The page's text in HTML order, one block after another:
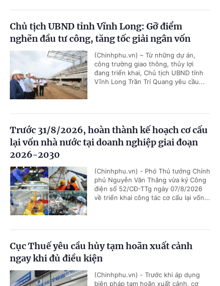
Chủ tịch UBND tỉnh Vĩnh Long: Gỡ điểm
nghẽn đầu tư công, tăng tốc giải ngân vốn
(Chinhphu.vn) – Từ những dự án,
công trường giao thông, thủy lợi
đang triển khai, Chủ tịch UBND tỉnh
Vĩnh Long Trần Trí Quang yêu cầu...
Trước 31/8/2026, hoàn thành kế hoạch cơ cấu
lại vốn nhà nước tại doanh nghiệp giai đoạn
2026-2030
(Chinhphu.vn) - Phó Thủ tướng Chính
phủ Nguyễn Văn Thắng vừa ký Công
điện số 52/CĐ-TTg ngày 07/8/2026
về triển khai công tác cơ cấu lại vốn...
Cục Thuế yêu cầu hủy tạm hoãn xuất cảnh
ngay khi đủ điều kiện
(Chinhphu.vn) - Trước khi áp dụng
biện pháp tạm hoãn xuất cảnh, cơ